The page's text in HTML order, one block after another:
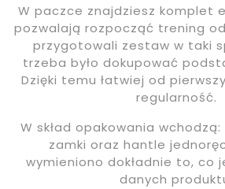
W paczce znajdziesz komplet
pozwalają rozpocząć trening
przygotowali zestaw w taki
trzeba było dokupować
Dzięki temu łatwiej od
regularność.
W skład opakowania
zamki oraz hantle
wymieniono dokładnie to, co
danych